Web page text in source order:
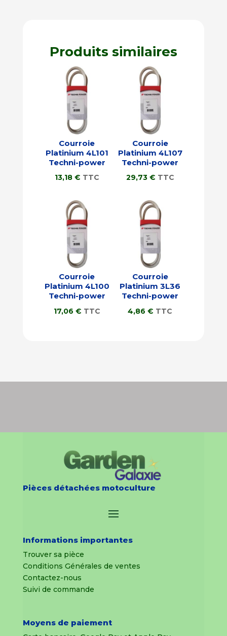
Produits similaires
Courroie
Platinium 4L101
Techni-power
13,18 € TTC
Courroie
Platinium 4L107
Techni-power
29,73 € TTC
Courroie
Platinium 4L100
Techni-power
17,06 € TTC
Courroie
Platinium 3L36
Techni-power
4,86€ TTC
Pièces détachées motoculture
Informations importantes
Trouver sa pièce
Conditions Générales de ventes
Contactez-nous
Suivi de commande
Moyens de paiement